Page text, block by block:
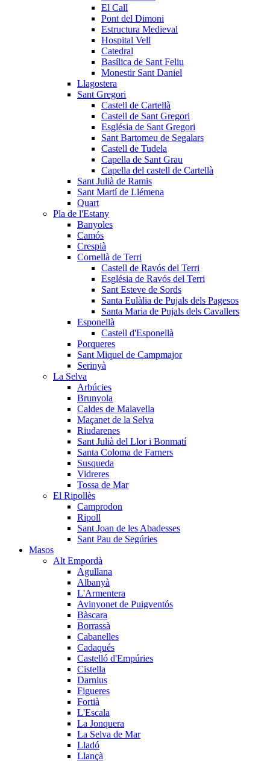
El Call
Pont del Dimoni
Estructura Medieval
Hospital Vell
Catedral
Basílica de Sant Feliu
Monestir Sant Daniel
Llagostera
Sant Gregori
Castell de Cartellà
Castell de Sant Gregori
Església de Sant Gregori
Sant Bartomeu de Segalars
Castell de Tudela
Capella de Sant Grau
Capella del castell de Cartellà
Sant Julià de Ramis
Sant Martí de Llémena
Quart
Pla de l'Estany
Banyoles
Camós
Crespià
Cornellà de Terri
Castell de Ravós del Terri
Església de Ravós del Terri
Sant Esteve de Sords
Santa Eulàlia de Pujals dels Pagesos
Santa Maria de Pujals dels Cavallers
Esponellà
Castell d'Esponellà
Porqueres
Sant Miquel de Campmajor
Serinyà
La Selva
Arbúcies
Brunyola
Caldes de Malavella
Maçanet de la Selva
Riudarenes
Sant Julià del Llor i Bonmatí
Santa Coloma de Farners
Susqueda
Vidreres
Tossa de Mar
El Ripollès
Camprodon
Ripoll
Sant Joan de les Abadesses
Sant Pau de Segúries
Masos
Alt Empordà
Agullana
Albanyà
L'Armentera
Avinyonet de Puigventós
Bàscara
Borrassà
Cabanelles
Cadaqués
Castelló d'Empúries
Cistella
Darnius
Figueres
Fortià
L'Escala
La Jonquera
La Selva de Mar
Lladó
Llançà